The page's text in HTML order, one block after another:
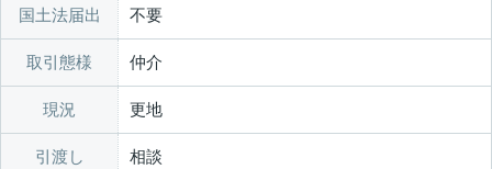
国土法届出 不要
取引態様 仲介
現況 更地
引渡し 相談